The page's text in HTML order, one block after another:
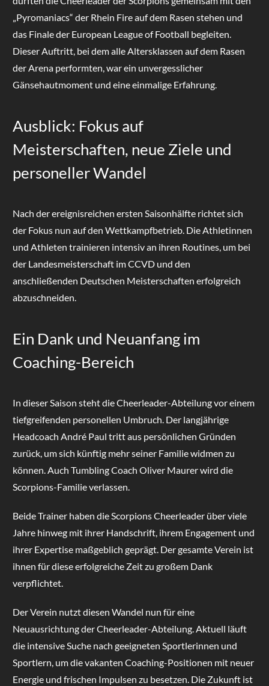
„Pyromaniacs“ der Rhein Fire auf dem Rasen stehen und
das Finale der European League of Football begleiten.
Dieser Auftritt, bei dem alle Altersklassen auf dem Rasen
der Arena performten, war ein unvergesslicher
Gänsehautmoment und eine einmalige Erfahrung.
Ausblick: Fokus auf
Meisterschaften, neue Ziele und
personeller Wandel
Nach der ereignisreichen ersten Saisonhälfte richtet sich
der Fokus nun auf den Wettkampfbetrieb. Die Athletinnen
und Athleten trainieren intensiv an ihren Routines, um bei
der Landesmeisterschaft im CCVD und den
anschließenden Deutschen Meisterschaften erfolgreich
abzuschneiden.
Ein Dank und Neuanfang im
Coaching-Bereich
In dieser Saison steht die Cheerleader-Abteilung vor einem
tiefgreifenden personellen Umbruch. Der langjährige
Headcoach André Paul tritt aus persönlichen Gründen
zurück, um sich künftig mehr seiner Familie widmen zu
können. Auch Tumbling Coach Oliver Maurer wird die
Scorpions-Familie verlassen.
Beide Trainer haben die Scorpions Cheerleader über viele
Jahre hinweg mit ihrer Handschrift, ihrem Engagement und
ihrer Expertise maßgeblich geprägt. Der gesamte Verein ist
ihnen für diese erfolgreiche Zeit zu großem Dank
verpflichtet.
Der Verein nutzt diesen Wandel nun für eine
Neuausrichtung der Cheerleader-Abteilung. Aktuell läuft
die intensive Suche nach geeigneten Sportlerinnen und
Sportlern, um die vakanten Coaching-Positionen mit neuer
Energie und frischen Impulsen zu besetzen. Die Zukunft ist